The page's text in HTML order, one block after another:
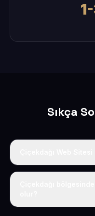
Sıkça
Tek fiyat uygulanır: